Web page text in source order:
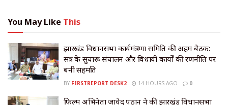
You May Like This
झारखंड विधानसभा कार्यमंत्रणा समिति की अहम बैठक:
सत्र के सुचारू संचालन और विधायी कार्यों की रणनीति पर
बनी सहमति
BY FIRSTREPORT DESK2 14 HOURS AGO 0
फिल्म अभिनेता जावेद पठान ने की झारखंड विधानसभा